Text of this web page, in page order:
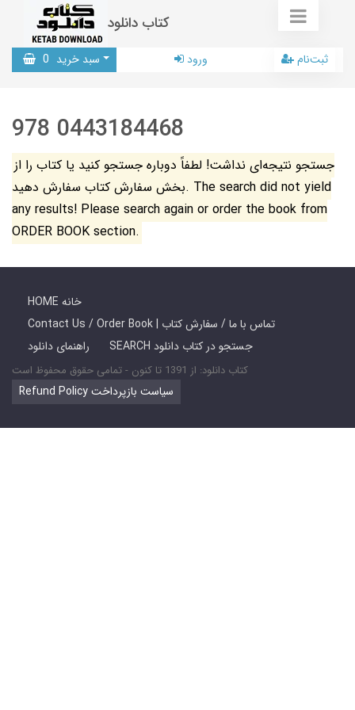
کتاب دانلود
سبد خرید 0 ورود ثبت‌نام
978 0443184468
جستجو نتیجه‌ای نداشت! لطفاً دوباره جستجو کنید یا کتاب را از
بخش سفارش کتاب سفارش دهید. The search did not yield
any results! Please search again or order the book from
ORDER BOOK section.
HOME خانه
Contact Us / Order Book | تماس با ما / سفارش کتاب
راهنمای دانلود
SEARCH جستجو در کتاب دانلود
کتاب دانلود: از 1391 تا کنون - تمامی حقوق محفوظ است
Refund Policy سیاست بازپرداخت